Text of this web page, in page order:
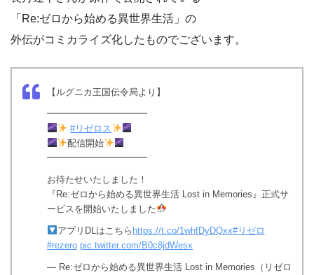
「Re:ゼロから始める異世界生活」の
外伝がコミカライズ化したものでございます。
【ルグニカ王国伝令局より】
━━━━━━━━━━━
#リゼロス
配信開始
━━━━━━━━━━━
お待たせいたしました！
『Re:ゼロから始める異世界生活 Lost in Memories』正式サ
ービスを開始いたしました
アプリDLはこちら https://t.co/1whfDyDQxx#リゼロ
#rezero pic.twitter.com/B0c8jdWesx
— Re:ゼロから始める異世界生活 Lost in Memories（リゼロ